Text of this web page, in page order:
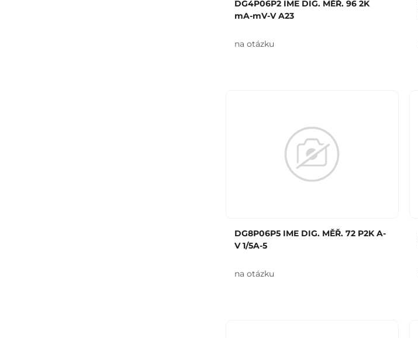
DG4P06P2 IME DIG. MĚŘ. 96 2K
mA-mV-V A23
na otázku
DG8P06P5 IME DIG. MĚŘ. 72 P2K A-
V 1/5A-5
na otázku